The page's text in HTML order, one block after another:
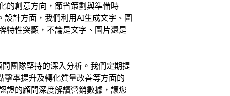
的創意方向，節省策劃與準備時
計方面，我們利用AI生成文字、圖
特性突顯，不論是文字、圖片還是
團隊堅持的深入分析。我們定期提
擊率提升及轉化質量改善等方面的
證的顧問深度解讀營銷數據，讓您